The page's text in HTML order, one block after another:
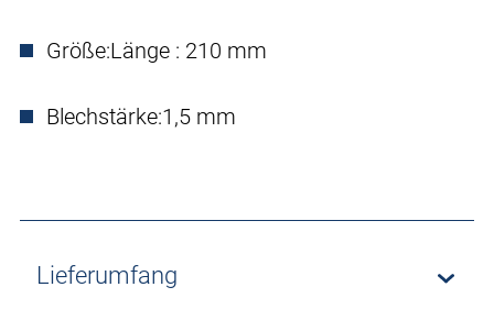
Größe:Länge : 210 mm
Blechstärke:1,5 mm
Lieferumfang